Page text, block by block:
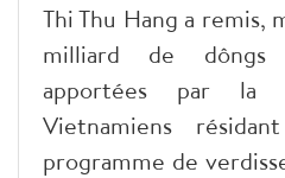
Thi Thu Hang a remis,
milliard de dôngs
apportées par la
Vietnamiens
programme de